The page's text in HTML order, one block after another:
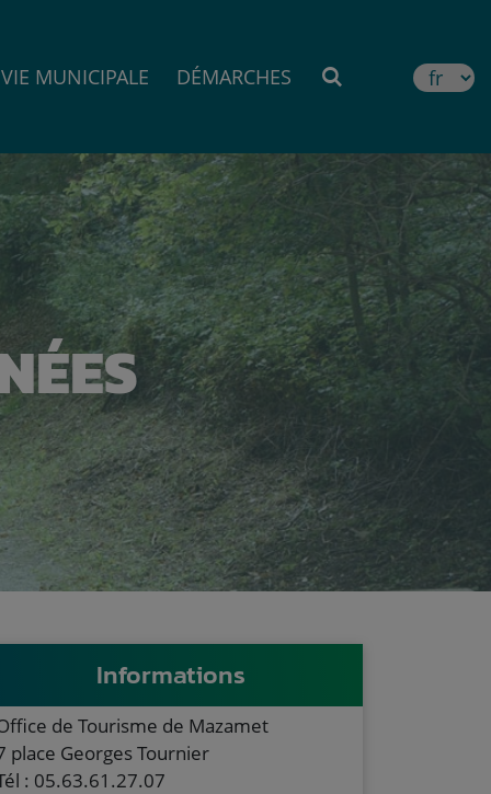
VIE MUNICIPALE DÉMARCHES MOTEUR DE
Informations
de Tourisme de Mazamet
place Georges Tournier
: 05.63.61.27.07